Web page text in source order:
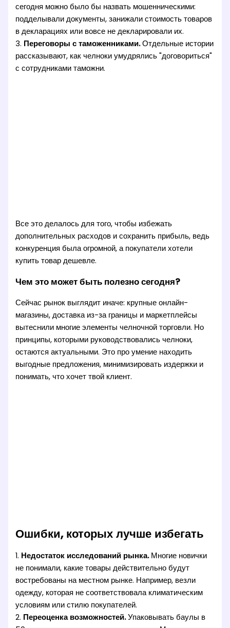
сегодня можно было бы назвать мошенническими:
подделывали документы, занижали стоимость товаров
в декларациях или вовсе не декларировали их.
3. Переговоры с таможенниками.Отдельные истории
рассказывают, как челноки умудрялись "договориться"
с сотрудниками таможни.
Все это делалось для того, чтобы избежать
дополнительных расходов и сохранить прибыль, ведь
конкуренция была огромной, а покупатели хотели
купить товар дешевле.
Чем это может быть полезно сегодня?
Сейчас рынок выглядит иначе: крупные онлайн-
магазины, доставка из-за границы и маркетплейсы
вытеснили многие элементы челночной торговли. Но
принципы, которыми руководствовались челноки,
остаются актуальными. Это про умение находить
выгодные предложения, минимизировать издержки и
понимать, что хочет твой клиент.
Ошибки, которых лучше избегать
1. Недостаток исследований рынка.Многие новички
не понимали, какие товары действительно будут
востребованы на местном рынке. Например, везли
одежду, которая не соответствовала климатическим
условиям или стилю покупателей.
2. Переоценка возможностей.Упаковывать баулы в